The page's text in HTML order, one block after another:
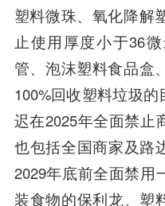
塑料微珠、氧化降解
止使用厚度小于36
管、泡沫塑料食品盒
100%回收塑料垃圾
迟在2025年全面禁止
也包括全国商家及路
2029年底前全面禁用
装食物的保利龙、塑